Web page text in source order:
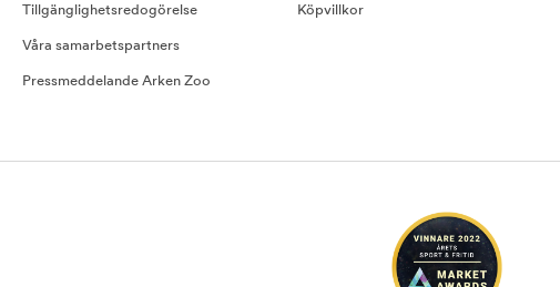
Tillgänglighetsredogörelse
Våra samarbetspartners
Pressmeddelande Arken Zoo
Köpvillkor